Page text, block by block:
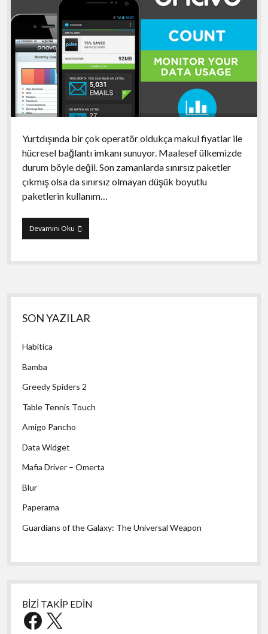
Yurtdışında bir çok operatör oldukça makul fiyatlar ile
hücresel bağlantı imkanı sunuyor. Maalesef ülkemizde
durum böyle değil. Son zamanlarda sınırsız paketler
çıkmış olsa da sınırsız olmayan düşük boyutlu
paketlerin kullanım…
Devamını OkuOnavo
Count
Yan
Menü
SON YAZILAR
Habitica
Bamba
Greedy Spiders 2
Table Tennis Touch
Amigo Pancho
Data Widget
Mafia Driver – Omerta
Blur
Paperama
Guardians of the Galaxy: The Universal Weapon
BİZİ TAKİP EDİN
Facebook
X